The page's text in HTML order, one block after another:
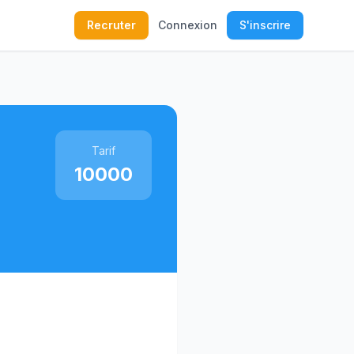
Recruter Connexion S'inscrire
Tarif
10000